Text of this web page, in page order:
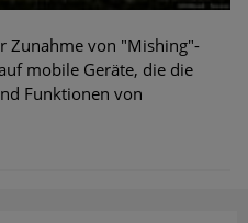
Zunahme von "Mishing"-
mobile Geräte, die die
Funktionen von